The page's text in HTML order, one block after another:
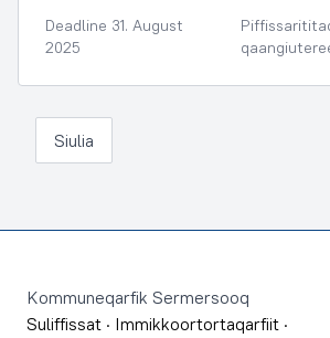
Deadline 31. August
2025
Siulia
Kommuneqarfik Sermersooq
Suliffissat · Immikkoortortaqarfiit ·